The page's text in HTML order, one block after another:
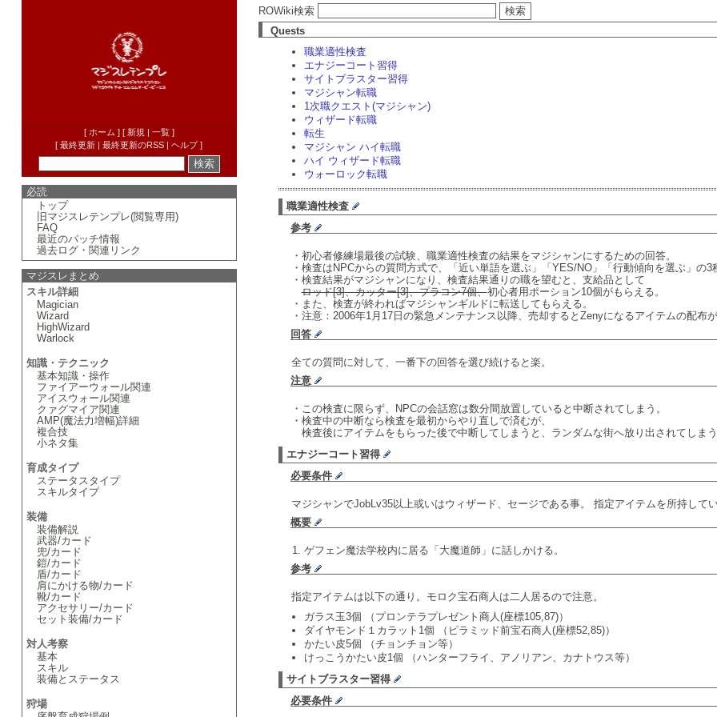
ROWiki検索
[ ホーム ] [ 新規 | 一覧]
[最終更新 |最終更新のRSS |ヘルプ]
Quests
必読
トップ
旧マジスレテンプレ(閲覧専用)
FAQ
最近のパッチ情報
過去ログ・ 関連リンク
マジスレまとめ
スキル詳細
Magician
Wizard
HighWizard
Warlock
知識・テクニック
基本知識・操作
ファイアーウォール関連
アイスウォール関連
クァグマイア関連
AMP(魔法力増幅)詳細
複合技
小ネタ集
育成タイプ
ステータスタイプ
スキルタイプ
装備
装備解説
武器/カード
兜/カード
鎧/カード
盾/カード
肩にかける物/カード
靴/カード
アクセサリー/カード
セット装備/カード
対人考察
基本
スキル
装備とステータス
狩場
職業適性検査
エナジーコート習得
サイトブラスター習得
マジシャン転職
1次職クエスト(マジシャン)
ウィザード転職
転生
マジシャン ハイ転職
ハイ ウィザード転職
ウォーロック転職
職業適性検査
参考
・初心者修練場最後の試験、職業適性検査の結果をマジシャンにするための回答。
・検査はNPCからの質問方式で、「近い単語を選ぶ」「YES/NO」「行動傾向を選ぶ」の3
・検査結果がマジシャンになり、検査結果通りの職を望むと、支給品として
ロッド[3]、カッター[3]、プラコン7個、初心者用ポーション10個がもらえる。
・また、検査が終わればマジシャンギルドに転送してもらえる。
・注意：2006年1月17日の緊急メンテナンス以降、売却するとZenyになるアイテムの配布が
回答
全ての質問に対して、一番下の回答を選び続けると楽。
注意
・この検査に限らず、NPCの会話窓は数分間放置していると中断されてしまう。
・検査中の中断なら検査を最初からやり直しで済むが、
検査後にアイテムをもらった後で中断してしまうと、ランダムな街へ放り出されてしまう
エナジーコート習得
必要条件
マジシャンでJobLv35以上或いはウィザード、セージである事。 指定アイテムを所持してい
概要
ゲフェン魔法学校内に居る「大魔道師」に話しかける。
参考
指定アイテムは以下の通り。モロク宝石商人は二人居るので注意。
ガラス玉3個 （プロンテラプレゼント商人(座標105,87)）
ダイヤモンド１カラット1個 （ピラミッド前宝石商人(座標52,85)）
かたい皮5個 （チョンチョン等）
けっこうかたい皮1個 （ハンターフライ、アノリアン、カナトウス等）
サイトブラスター習得
必要条件